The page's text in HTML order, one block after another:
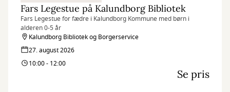
Fars Legestue på Kalundborg Bibliotek
Fars Legestue for fædre i Kalundborg Kommune med børn i
alderen 0-5 år
Kalundborg Bibliotek og Borgerservice
27. august 2026
10:00 - 12:00
Se pris